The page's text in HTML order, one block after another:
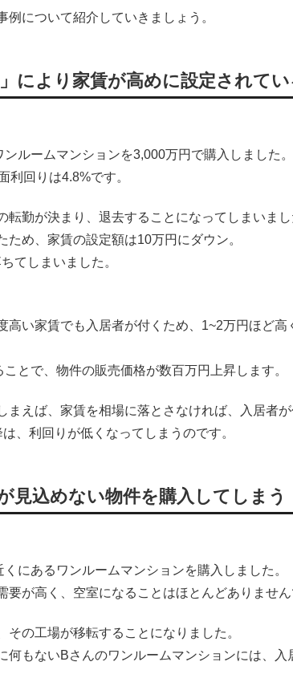
例について紹介していきましょう。
により家賃が高めに設定されてい
ルームマンションを3,000万円で購入しました。
利回りは4.8%です。
転勤が決まり、退去することになってしまいまし
ため、家賃の設定額は10万円にダウン。
てしまいました。
高い家賃でも入居者が付くため、1~2万円ほど
とで、物件の販売価格が数百万円上昇します。
まえば、家賃を相場に落とさなければ、入居者が
、利回りが低くなってしまうのです。
見込めない物件を購入してしまう
にあるワンルームマンションを購入しました。
要が高く、空室になることはほとんどありません
その工場が移転することになりました。
何もないBさんのワンルームマンションには、入